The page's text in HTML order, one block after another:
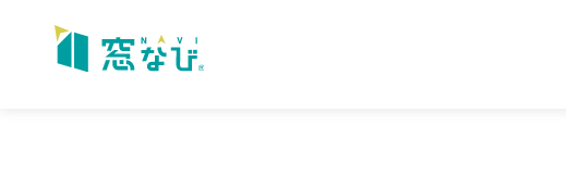
content